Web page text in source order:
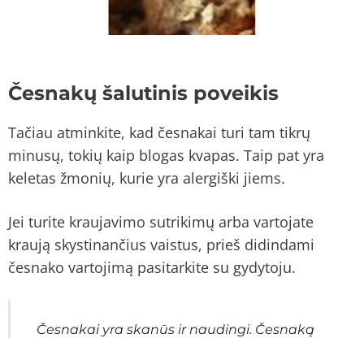
Česnakų šalutinis poveikis
Tačiau atminkite, kad česnakai turi tam tikrų
minusų, tokių kaip blogas kvapas. Taip pat yra
keletas žmonių, kurie yra alergiški jiems.
Jei turite kraujavimo sutrikimų arba vartojate
kraują skystinančius vaistus, prieš didindami
česnako vartojimą pasitarkite su gydytoju.
Česnakai yra skanūs ir naudingi. Česnaką